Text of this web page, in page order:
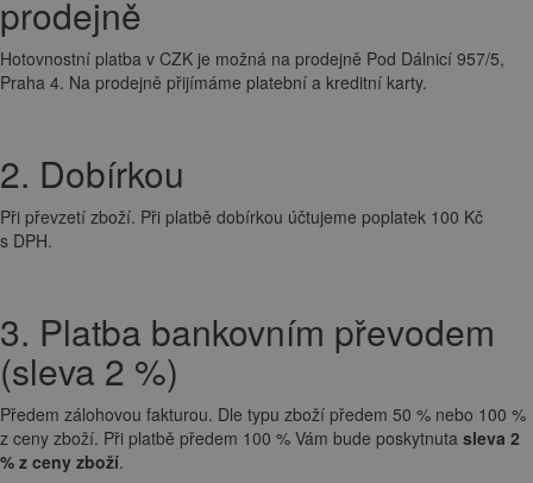
prodejně
Hotovnostní platba v CZK je možná na prodejně Pod Dálnicí 957/5,
Praha 4. Na prodejně přijímáme platební a kreditní karty.
2. Dobírkou
Při převzetí zboží. Při platbě dobírkou účtujeme poplatek 100 Kč
s DPH.
3. Platba bankovním převodem
(sleva 2 %)
Předem zálohovou fakturou. Dle typu zboží předem 50 % nebo 100 %
z ceny zboží. Při platbě předem 100 % Vám bude poskytnuta sleva 2
% z ceny zboží.